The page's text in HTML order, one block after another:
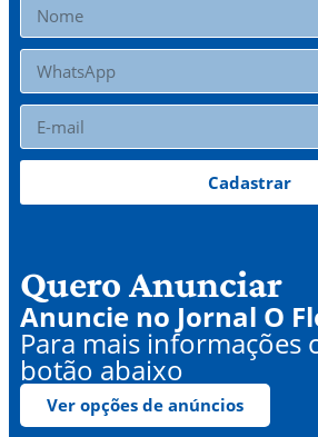
Cadastrar
Quero Anunciar
Anuncie no Jornal O
Para mais informações
botão abaixo
Ver opções de anúncios